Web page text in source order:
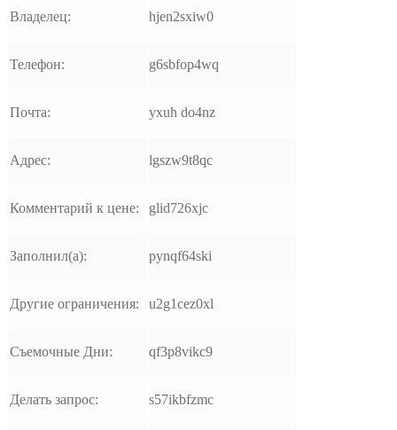
Владелец: hjen2sxiw0
Телефон: g6sbfop4wq
Почта: yxuh do4nz
Адрес: lgszw9t8qc
Комментарий к цене: glid726xjc
Заполнил(а): pynqf64ski
Другие ограничения: u2g1cez0xl
Съемочные Дни: qf3p8vikc9
Делать запрос: s57ikbfzmc